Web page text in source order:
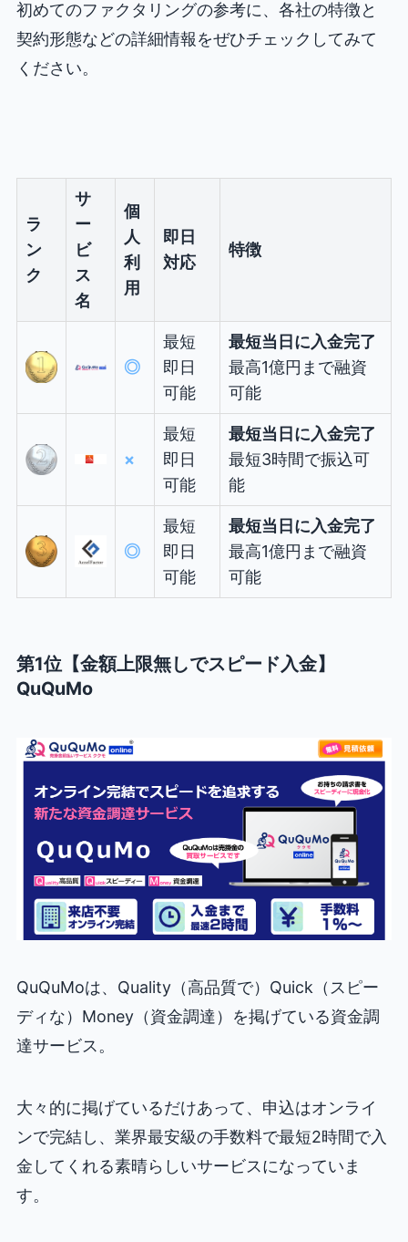
初めてのファクタリングの参考に、各社の特徴と
契約形態などの詳細情報をぜひチェックしてみて
ください。
ラ
ン
ク
サ
ー
ビ
ス
名
個
人
利
用
即日
対応
特徴
◎
最短
即日
可能
最短当日に入金完了
最高1億円まで融資
可能
×
最短
即日
可能
最短当日に入金完了
最短3時間で振込可
能
◎
最短
即日
可能
最短当日に入金完了
最高1億円まで融資
可能
第1位【金額上限無しでスピード入金】
QuQuMo
QuQuMoは、Quality（高品質で）Quick（スピー
ディな）Money（資金調達）を掲げている資金調
達サービス。
大々的に掲げているだけあって、申込はオンライ
ンで完結し、業界最安級の手数料で最短2時間で入
金してくれる素晴らしいサービスになっていま
す。